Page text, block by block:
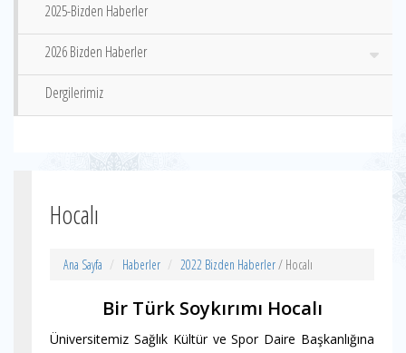
2025-Bizden Haberler
2026 Bizden Haberler
Dergilerimiz
Hocalı
Ana Sayfa Haberler 2022 Bizden Haberler/ Hocalı
Bir Türk Soykırımı Hocalı
Üniversitemiz Sağlık Kültür ve Spor Daire Başkanlığına